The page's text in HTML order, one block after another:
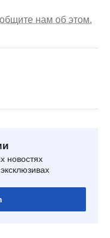
нам об этом.
новостях